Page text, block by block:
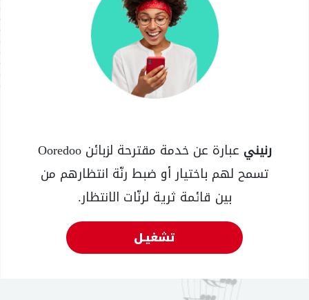
رنيني
عبارة عن خدمة مقترحة لزبائن Ooredoo
تسمح لهم باختيار أو ضبط رنّة انتظارهم من
بين قائمة ثرية لرنّات الانتظار.
تشغيـل​